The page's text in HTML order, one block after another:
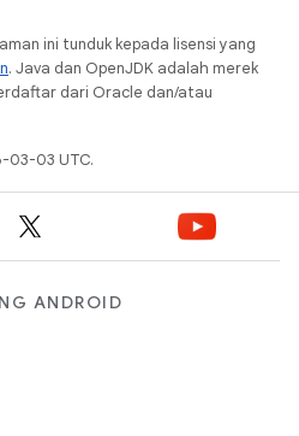
ini tunduk kepada lisensi yang
. Java dan OpenJDK adalah merek
dari Oracle dan/atau
03-03 UTC.
ANDROID